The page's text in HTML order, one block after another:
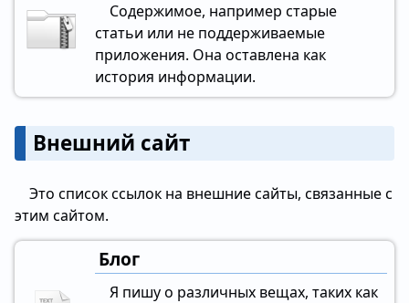
Содержимое, например старые
статьи или не поддерживаемые
приложения. Она оставлена как
история информации.
Внешний сайт
Это список ссылок на внешние сайты, связанные с
этим сайтом.
Блог
Я пишу о различных вещах, таких как